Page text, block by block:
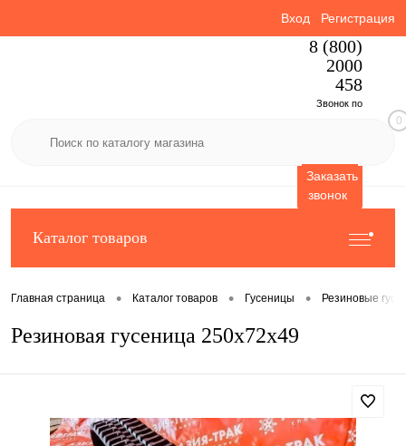
Вход Регистрация
8 (800)
2000
458
Звонок по
Заказать
звонок
0
Каталог товаров
Главная страница • Каталог товаров • Гусеницы • Резиновые
Резиновая гусеница 250x72x49